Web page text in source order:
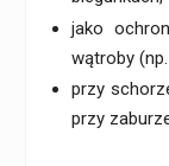
jako
wątroby
przy
przy